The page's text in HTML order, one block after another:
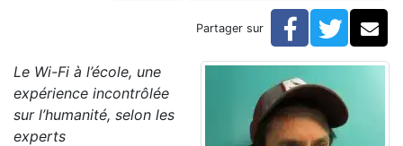
Il s’inquiète pour la santé de ses enfants
Partager sur Facebook
Le Wi-Fi à l’école, une
expérience incontrôlée
sur l’humanité, selon les
experts